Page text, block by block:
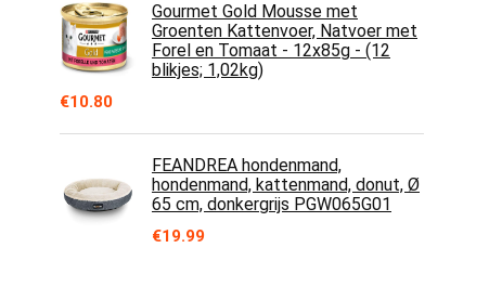
Gourmet Gold Mousse met
Groenten Kattenvoer, Natvoer met
Forel en Tomaat - 12x85g - (12
blikjes; 1,02kg)
€10.80
FEANDREA hondenmand,
hondenmand, kattenmand, donut, Ø
65 cm, donkergrijs PGW065G01
€19.99